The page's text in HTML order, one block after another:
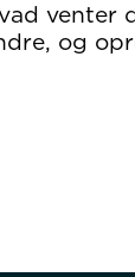
venter
og